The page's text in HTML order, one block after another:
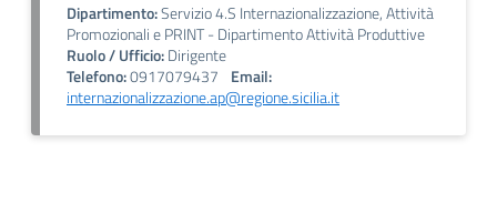
Dipartimento:Servizio 4.S Internazionalizzazione, Attività
Promozionali e PRINT - Dipartimento Attività Produttive
Ruolo / Ufficio:Dirigente
Telefono:0917079437 Email:
internazionalizzazione.ap@regione.sicilia.it